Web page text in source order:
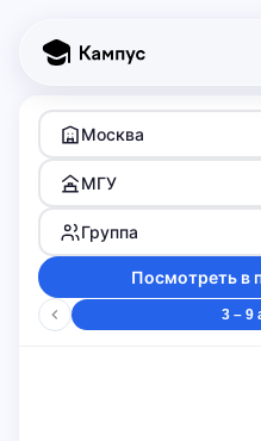
Москва
МГУ
Группа
Посмотреть в
3 – 9